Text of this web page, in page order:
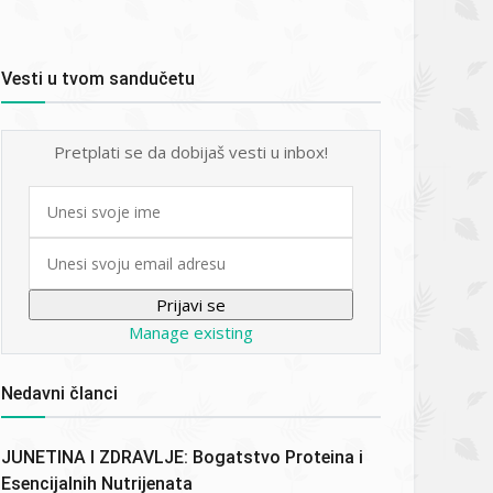
Vesti u tvom sandučetu
Pretplati se da dobijaš vesti u inbox!
First
Manage existing
Nedavni članci
JUNETINA I ZDRAVLJE: Bogatstvo Proteina i
Esencijalnih Nutrijenata